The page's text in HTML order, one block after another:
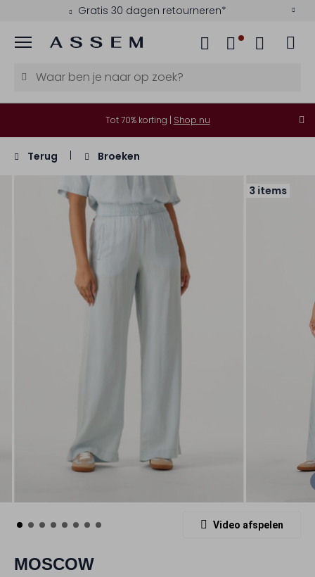
Gratis 30 dagen retourneren*
Menu
Tot 70% korting | Shop nu
Terug Broeken
3 items
Video afspelen
MOSCOW